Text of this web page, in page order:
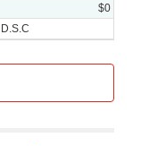
$0
D.S.C